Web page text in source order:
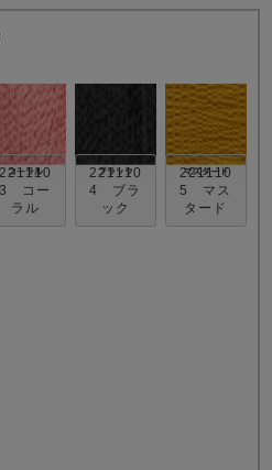
ン単品
ジャマ一覧はこちら
221110
3 コー
ラル
221110
4 ブラ
ック
221110
5 マス
タード